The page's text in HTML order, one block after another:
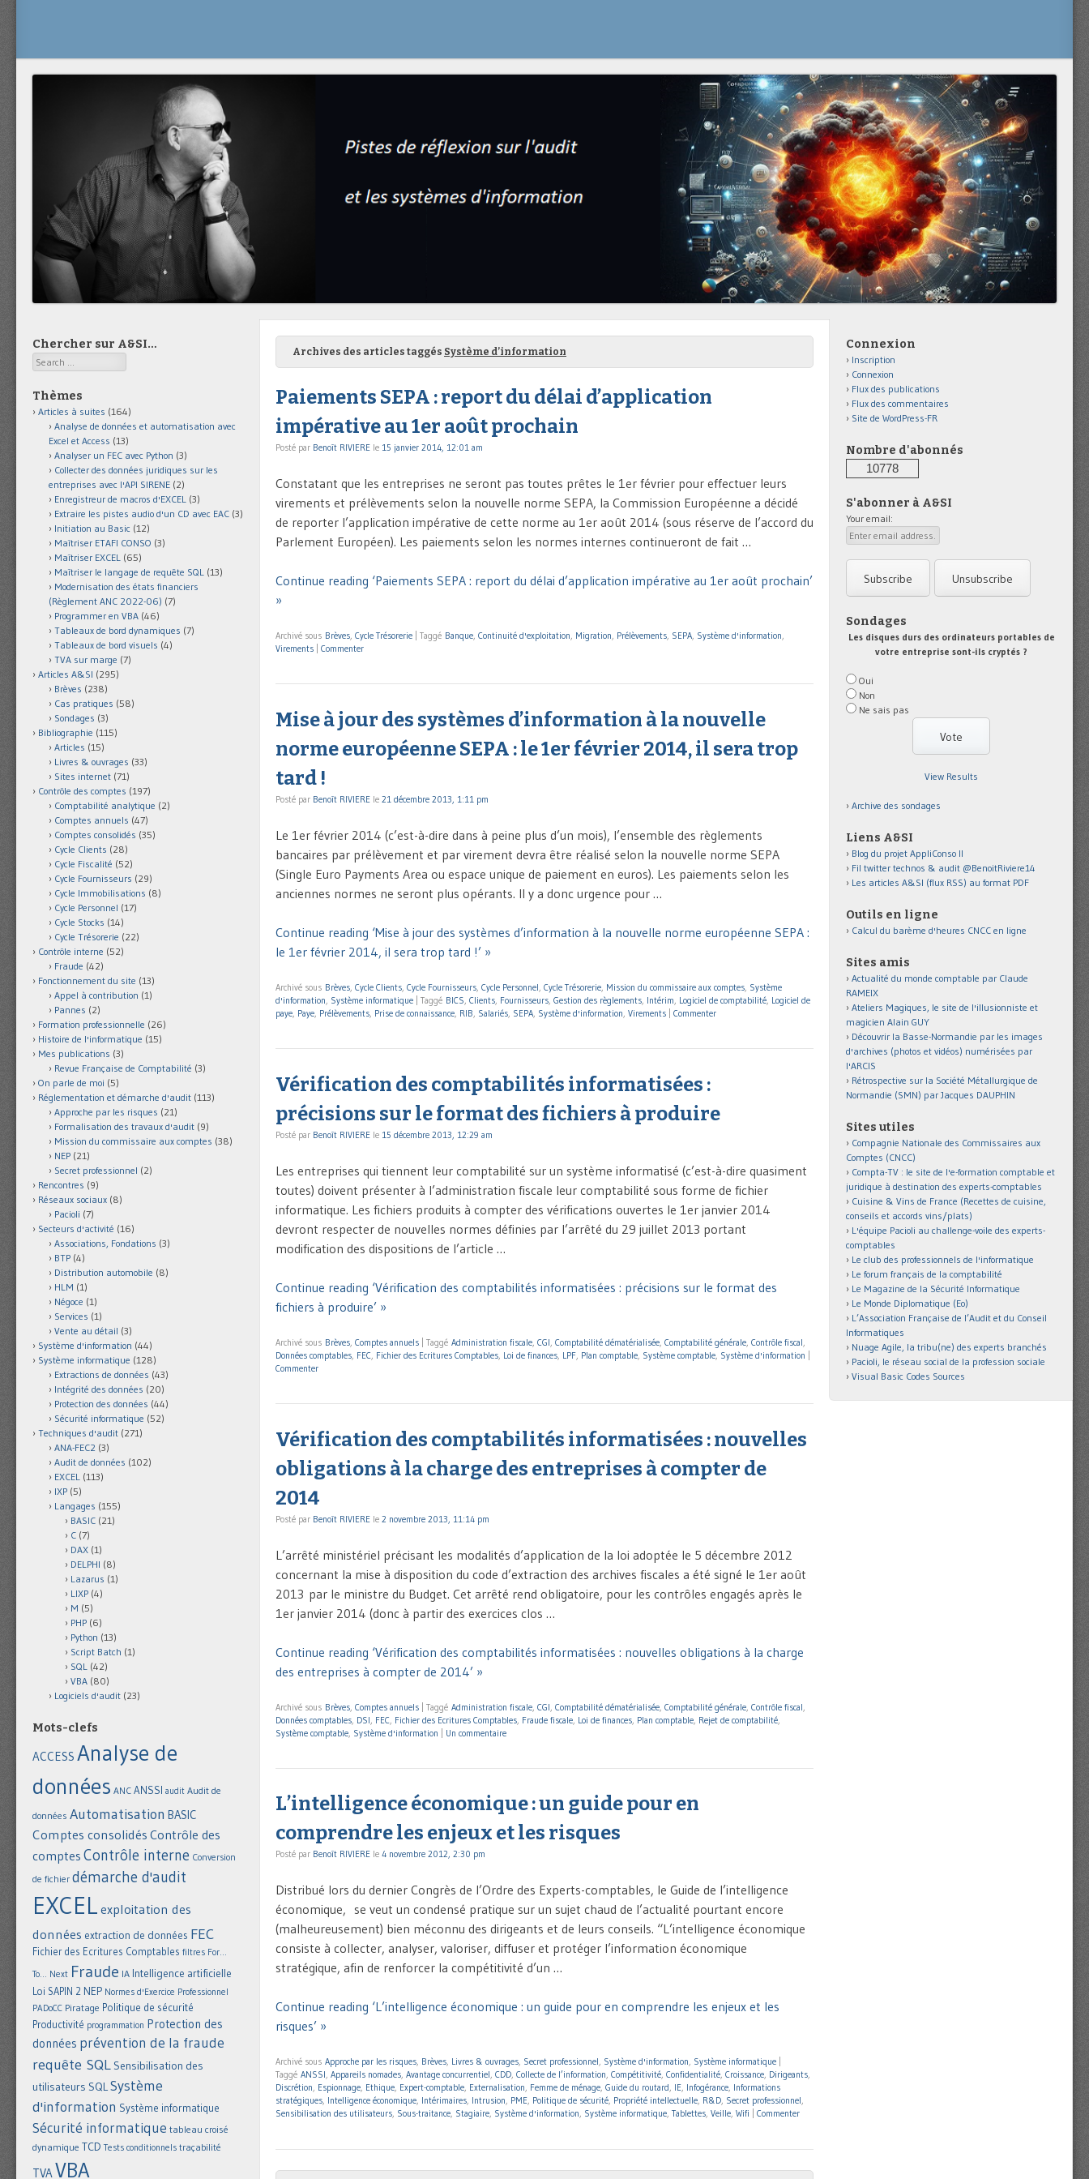
Archives des articles taggés Système d’information
Paiements SEPA : report du délai d’application
impérative au 1er août prochain
Posté par Benoît RIVIERE le 15 janvier 2014, 12:01 am
Constatant que les entreprises ne seront pas toutes prêtes le 1er février pour effectuer leurs
virements et prélèvements selon la nouvelle norme SEPA, la Commission Européenne a décidé
de reporter l’application impérative de cette norme au 1er août 2014 (sous réserve de l’accord du
Parlement Européen). Les paiements selon les normes internes continueront de fait …
Continue reading ‘Paiements SEPA : report du délai d’application impérative au 1er août prochain’
»
Archivé sous Brèves, Cycle Trésorerie Taggé Banque, Continuité d'exploitation, Migration, Prélèvements, SEPA, Système d'information,
Virements
Commenter
Mise à jour des systèmes d’information à la nouvelle
norme européenne SEPA : le 1er février 2014, il sera trop
tard !
Posté par Benoît RIVIERE le 21 décembre 2013, 1:11 pm
Le 1er février 2014 (c’est-à-dire dans à peine plus d’un mois), l’ensemble des règlements
bancaires par prélèvement et par virement devra être réalisé selon la nouvelle norme SEPA
(Single Euro Payments Area ou espace unique de paiement en euros). Les paiements selon les
anciennes normes ne seront plus opérants. Il y a donc urgence pour …
Continue reading ‘Mise à jour des systèmes d’information à la nouvelle norme européenne SEPA :
le 1er février 2014, il sera trop tard !’ »
Archivé sous Brèves, Cycle Clients, Cycle Fournisseurs, Cycle Personnel, Cycle Trésorerie, Mission du commissaire aux comptes, Système
d'information, Système informatique Taggé BICS, Clients, Fournisseurs, Gestion des règlements, Intérim, Logiciel de comptabilité, Logiciel de
paye, Paye, Prélèvements, Prise de connaissance, RIB, Salariés, SEPA, Système d'information, Virements Commenter
Vérification des comptabilités informatisées :
précisions sur le format des fichiers à produire
Posté par Benoît RIVIERE le 15 décembre 2013, 12:29 am
Les entreprises qui tiennent leur comptabilité sur un système informatisé (c’est-à-dire quasiment
toutes) doivent présenter à l’administration fiscale leur comptabilité sous forme de fichier
informatique. Les fichiers produits à compter des vérifications ouvertes le 1er janvier 2014
devront respecter de nouvelles normes définies par l’arrêté du 29 juillet 2013 portant
modification des dispositions de l’article …
Continue reading ‘Vérification des comptabilités informatisées : précisions sur le format des
fichiers à produire’ »
Archivé sous Brèves, Comptes annuels Taggé Administration fiscale, CGI, Comptabilité dématérialisée, Comptabilité générale, Contrôle fiscal,
Données comptables, FEC, Fichier des Ecritures Comptables, Loi de finances, LPF, Plan comptable, Système comptable, Système d'information
Commenter
Vérification des comptabilités informatisées : nouvelles
obligations à la charge des entreprises à compter de
2014
Posté par Benoît RIVIERE le 2 novembre 2013, 11:14 pm
L’arrêté ministériel précisant les modalités d’application de la loi adoptée le 5 décembre 2012
concernant la mise à disposition du code d’extraction des archives fiscales a été signé le 1er août
2013 par le ministre du Budget. Cet arrêté rend obligatoire, pour les contrôles engagés après le
1er janvier 2014 (donc à partir des exercices clos …
Continue reading ‘Vérification des comptabilités informatisées : nouvelles obligations à la charge
des entreprises à compter de 2014’ »
Archivé sous Brèves Comptes annuels Taggé Administration fiscale CGI Comptabilité dématérialisée Comptabilité générale Contrôle fiscal
Données comptables DSI FEC Fichier des Ecritures Comptables Fraude fiscale Loi de finances Plan comptable Rejet de comptabilité
Système comptable Système d'information Un commentaire
L’intelligence économique : un guide pour en
comprendre les enjeux et les risques
Posté par Benoît RIVIERE le 4 novembre 2012, 2:30 pm
Distribué lors du dernier Congrès de l’Ordre des Experts-comptables, le Guide de l’intelligence
économique, se veut un condensé pratique sur un sujet chaud de l’actualité pourtant encore
(malheureusement) bien méconnu des dirigeants et de leurs conseils. “L’intelligence économique
consiste à collecter, analyser, valoriser, diffuser et protéger l’information économique
stratégique, afin de renforcer la compétitivité d’un …
Continue reading ‘L’intelligence économique : un guide pour en comprendre les enjeux et les
risques’ »
Archivé sous Approche par les risques, Brèves, Livres & ouvrages, Secret professionnel, Système d'information, Système informatique
Taggé ANSSI, Appareils nomades, Avantage concurrentiel, CDD, Collecte de l’information, Compétitivité, Confidentialité, Croissance, Dirigeants,
Discrétion, Espionnage, Ethique, Expert-comptable, Externalisation, Femme de ménage, Guide du routard, IE, Infogérance, Informations
stratégiques, Intelligence économique, Intérimaires, Intrusion, PME, Politique de sécurité, Propriété intellectuelle, R&D, Secret professionnel,
Sensibilisation des utilisateurs, Sous-traitance, Stagiaire, Système d'information, Système informatique, Tablettes, Veille, Wifi Commenter
Chercher sur A&SI…
Search
Thèmes
Articles à suites (164)
Analyse de données et automatisation avec
Excel et Access (13)
Analyser un FEC avec Python (3)
Collecter des données juridiques sur les
entreprises avec l'API SIRENE (2)
Enregistreur de macros d'EXCEL (3)
Extraire les pistes audio d'un CD avec EAC (3)
Initiation au Basic (12)
Maîtriser ETAFI CONSO (3)
Maîtriser EXCEL (65)
Maîtriser le langage de requête SQL (13)
Modernisation des états financiers
(Règlement ANC 2022-06) (7)
Programmer en VBA (46)
Tableaux de bord dynamiques (7)
Tableaux de bord visuels (4)
TVA sur marge (7)
Articles A&SI (295)
Brèves (238)
Cas pratiques (58)
Sondages (3)
Bibliographie (115)
Articles (15)
Livres & ouvrages (33)
Sites internet (71)
Contrôle des comptes (197)
Comptabilité analytique (2)
Comptes annuels (47)
Comptes consolidés (35)
Cycle Clients (28)
Cycle Fiscalité (52)
Cycle Fournisseurs (29)
Cycle Immobilisations (8)
Cycle Personnel (17)
Cycle Stocks (14)
Cycle Trésorerie (22)
Contrôle interne (52)
Fraude (42)
Fonctionnement du site (13)
Appel à contribution (1)
Pannes (2)
Formation professionnelle (26)
Histoire de l'informatique (15)
Mes publications (3)
Revue Française de Comptabilité (3)
On parle de moi (5)
Réglementation et démarche d'audit (113)
Approche par les risques (21)
Formalisation des travaux d'audit (9)
Mission du commissaire aux comptes (38)
NEP (21)
Secret professionnel (2)
Rencontres (9)
Réseaux sociaux (8)
Pacioli (7)
Secteurs d'activité (16)
Associations, Fondations (3)
BTP (4)
Distribution automobile (8)
HLM (1)
Négoce (1)
Services (1)
Vente au détail (3)
Système d'information (44)
Système informatique (128)
Extractions de données (43)
Intégrité des données (20)
Protection des données (44)
Sécurité informatique (52)
Techniques d'audit (271)
ANA-FEC2 (3)
Audit de données (102)
EXCEL (113)
IXP (5)
Langages (155)
BASIC (21)
C (7)
DAX (1)
DELPHI (8)
Lazarus (1)
LIXP (4)
M (5)
PHP (6)
Python (13)
Script Batch (1)
SQL (42)
VBA (80)
Logiciels d'audit (23)
Mots-clefs
ACCESS Analyse de
données ANC ANSSI audit Audit de
données Automatisation BASIC
Comptes consolidés Contrôle des
comptes Contrôle interne Conversion
de fichier démarche d'audit
EXCEL exploitation des
données extraction de données FEC
Fichier des Ecritures Comptables filtres For...
To... Next Fraude IA Intelligence artificielle
Loi SAPIN 2 NEP Normes d'Exercice Professionnel
PADoCC Piratage Politique de sécurité
Productivité programmation Protection des
données prévention de la fraude
requête SQL Sensibilisation des
utilisateurs SQLSystème
d'information Système informatique
Sécurité informatique tableau croisé
dynamique TCD Tests conditionnels traçabilité
TVAVBA
Connexion
Inscription
Connexion
Flux des publications
Flux des commentaires
Site de WordPress-FR
Nombre d'abonnés
10778
S'abonner à A&SI
Your email:
Sondages
Les disques durs des ordinateurs portables de
votre entreprise sont-ils cryptés ?
Oui
Non
Ne sais pas
View Results
Archive des sondages
Liens A&SI
Blog du projet AppliConso II
Fil twitter technos & audit @BenoitRiviere14
Les articles A&SI (flux RSS) au format PDF
Outils en ligne
Calcul du barème d'heures CNCC en ligne
Sites amis
Actualité du monde comptable par Claude
RAMEIX
Ateliers Magiques, le site de l'illusionniste et
magicien Alain GUY
Découvrir la Basse-Normandie par les images
d'archives (photos et vidéos) numérisées par
l'ARCIS
Rétrospective sur la Société Métallurgique de
Normandie (SMN) par Jacques DAUPHIN
Sites utiles
Compagnie Nationale des Commissaires aux
Comptes (CNCC)
Compta-TV : le site de l'e-formation comptable et
juridique à destination des experts-comptables
Cuisine & Vins de France (Recettes de cuisine,
conseils et accords vins/plats)
L'équipe Pacioli au challenge-voile des experts-
comptables
Le club des professionnels de l'informatique
Le forum français de la comptabilité
Le Magazine de la Sécurité Informatique
Le Monde Diplomatique (Eo)
L’Association Française de l’Audit et du Conseil
Informatiques
Nuage Agile, la tribu(ne) des experts branchés
Pacioli, le réseau social de la profession sociale
Visual Basic Codes Sources